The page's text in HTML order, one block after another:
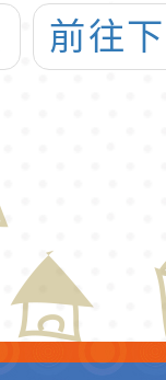
定，
前往